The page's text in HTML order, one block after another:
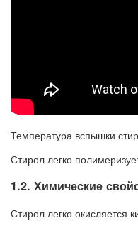
Температура вспышки
Стирол легко
1.2. Химические
Стирол легко окисляется